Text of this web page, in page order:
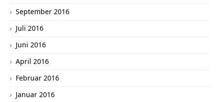
September 2016
Juli 2016
Juni 2016
April 2016
Februar 2016
Januar 2016